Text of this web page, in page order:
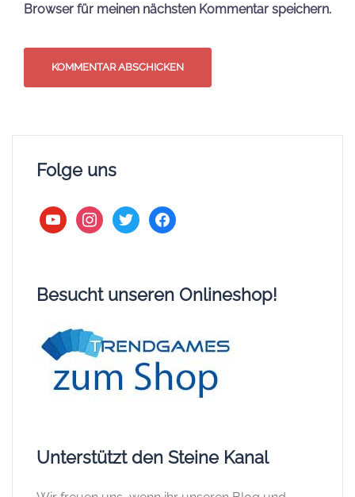
Browser für meinen nächsten Kommentar speichern.
Folge uns
youtubeinstagram
twitter facebook
Besucht unseren Onlineshop!
Unterstützt den Steine Kanal